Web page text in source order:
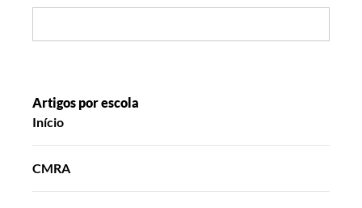
Artigos por escola
Início
CMRA